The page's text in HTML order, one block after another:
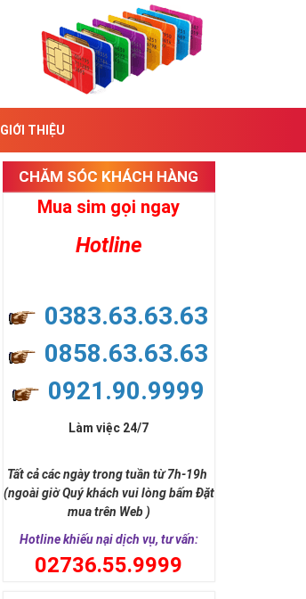
GIỚI THIỆU
CHĂM SÓC KHÁCH HÀNG
Mua sim gọi ngay
Hotline
0383.63.63.63
0858.63.63.63
0921.90.9999
Làm việc 24/7
Tất cả các ngày trong tuần từ 7h-19h
(ngoài giờ Quý khách vui lòng bấm Đặt
mua trên Web )
Hotline khiếu nại dịch vụ, tư vấn:
02736.55.9999